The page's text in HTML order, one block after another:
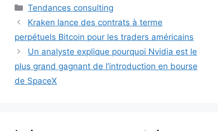
Catégories
Tendances consulting
Kraken lance des contrats à terme
perpétuels Bitcoin pour les traders américains
Un analyste explique pourquoi Nvidia est le
plus grand gagnant de l’introduction en bourse
de SpaceX